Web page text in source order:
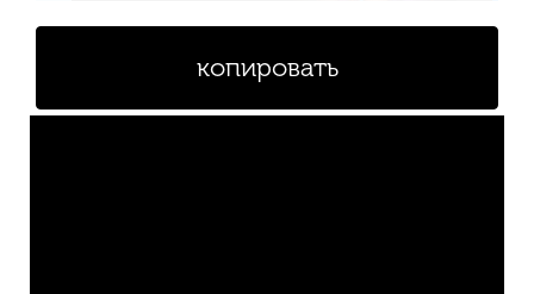
копировать